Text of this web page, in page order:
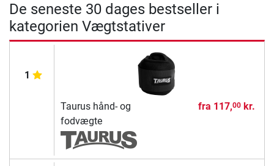
De seneste 30 dages bestseller i
kategorien Vægtstativer
1
Taurus hånd- og
fodvægte
fra 117,00kr.